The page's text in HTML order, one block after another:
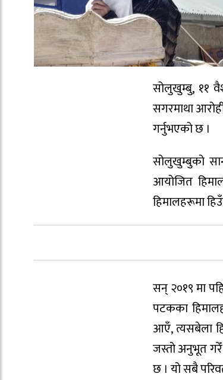
सोलुखुम्बु, ११
सगरमाथा
गर्नुभएको छ ।
सोलुखुम्बुको
आयोजित
हिमालहरूमा
सन् २०१९ मा
पटकका
आएँ, त्यसबेला
जस्तो अनुभूत गरेँ
छ । यो सबै